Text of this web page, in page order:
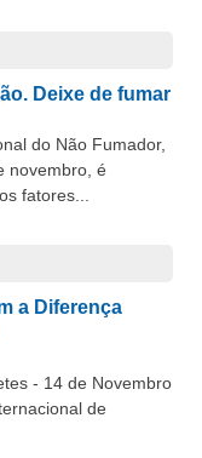
Deixe de fumar
do Não Fumador,
novembro, é
fatores...
a Diferença
- 14 de Novembro
de